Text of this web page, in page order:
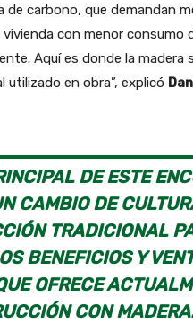
de carbono, que demandan
con menor consumo
Aquí es donde la madera
utilizado en obra”, explicó
DE ESTE
CAMBIO DE
TRADICIONAL
BENEFICIOS Y
OFRECE
CON